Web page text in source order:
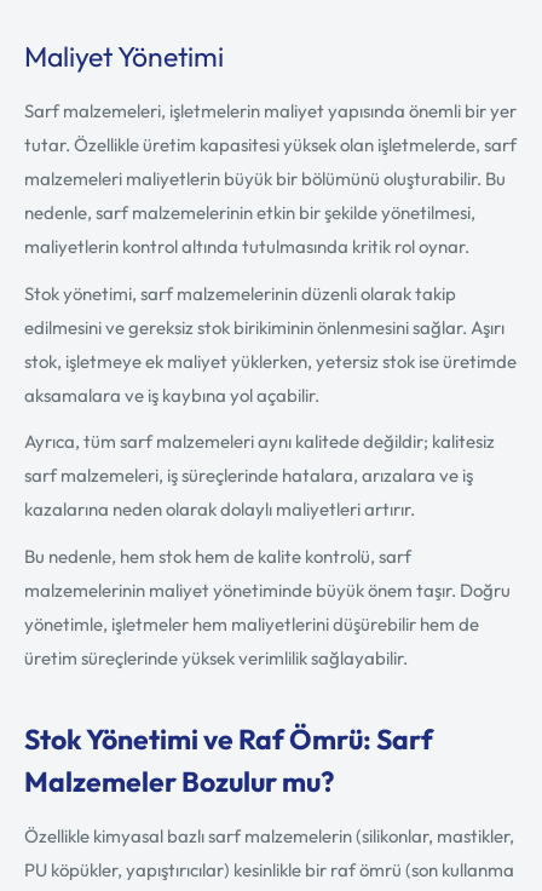
Maliyet Yönetimi
Sarf malzemeleri, işletmelerin maliyet yapısında önemli bir yer
tutar. Özellikle üretim kapasitesi yüksek olan işletmelerde, sarf
malzemeleri maliyetlerin büyük bir bölümünü oluşturabilir. Bu
nedenle, sarf malzemelerinin etkin bir şekilde yönetilmesi,
maliyetlerin kontrol altında tutulmasında kritik rol oynar.
Stok yönetimi, sarf malzemelerinin düzenli olarak takip
edilmesini ve gereksiz stok birikiminin önlenmesini sağlar. Aşırı
stok, işletmeye ek maliyet yüklerken, yetersiz stok ise üretimde
aksamalara ve iş kaybına yol açabilir.
Ayrıca, tüm sarf malzemeleri aynı kalitede değildir; kalitesiz
sarf malzemeleri, iş süreçlerinde hatalara, arızalara ve iş
kazalarına neden olarak dolaylı maliyetleri artırır.
Bu nedenle, hem stok hem de kalite kontrolü, sarf
malzemelerinin maliyet yönetiminde büyük önem taşır. Doğru
yönetimle, işletmeler hem maliyetlerini düşürebilir hem de
üretim süreçlerinde yüksek verimlilik sağlayabilir.
Stok Yönetimi ve Raf Ömrü: Sarf
Malzemeler Bozulur mu?
Özellikle kimyasal bazlı sarf malzemelerin (silikonlar, mastikler,
PU köpükler, yapıştırıcılar) kesinlikle bir raf ömrü (son kullanma